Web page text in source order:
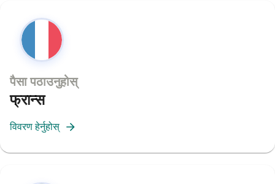
पैसा पठाउनुहोस्
फ्रान्स
विवरण हेर्नुहोस्